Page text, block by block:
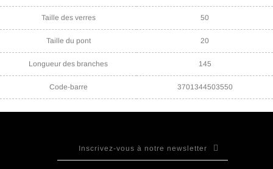
Taille des verres 50
Taille du pont 20
Longueur des branches 145
Code-barre 3701344503550